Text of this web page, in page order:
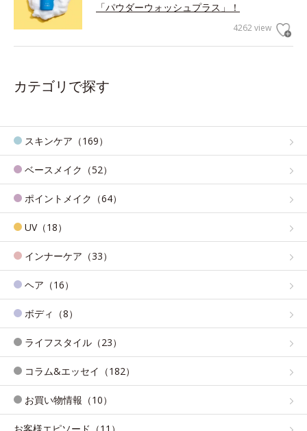
「パウダーウォッシュプラス」！
4262 view
カテゴリで探す
スキンケア（169）
ベースメイク（52）
ポイントメイク（64）
UV（18）
インナーケア（33）
ヘア（16）
ボディ（8）
ライフスタイル（23）
コラム&エッセイ（182）
お買い物情報（10）